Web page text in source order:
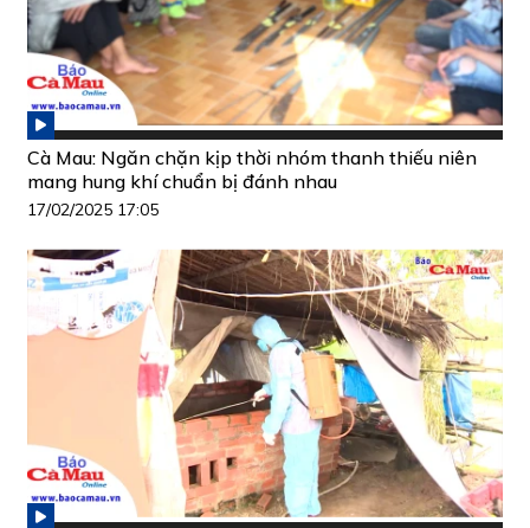
Cà Mau: Ngăn chặn kịp thời nhóm thanh thiếu niên
mang hung khí chuẩn bị đánh nhau
17/02/2025 17:05